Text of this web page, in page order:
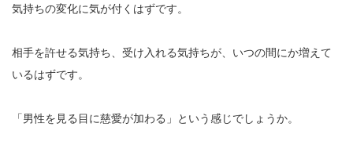
気持ちの変化に気が付くはずです。
相手を許せる気持ち、受け入れる気持ちが、いつの間にか増えて
いるはずです。
「男性を見る目に慈愛が加わる」という感じでしょうか。